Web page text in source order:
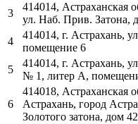
3
414014, Астраханская
ул. Наб. Прив. Затона,
4
414014, г. Астрахань,
помещение 6
5
414014, г. Астрахань,
№ 1, литер А,
6
414018, Астраханская
Астрахань, город
Золотого затона, дом 42